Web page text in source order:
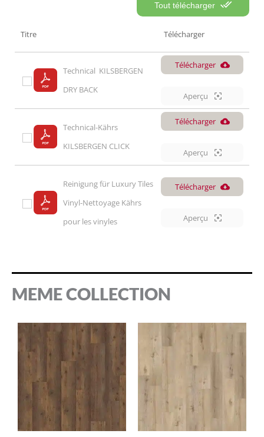
Tout télécharger
Titre Télécharger
Technical  KILSBERGEN
DRY BACK
Télécharger
Aperçu
Technical-Kährs
KILSBERGEN CLICK
Télécharger
Aperçu
Reinigung für Luxury Tiles
Vinyl-Nettoyage Kährs
pour les vinyles
Télécharger
Aperçu
MEME COLLECTION